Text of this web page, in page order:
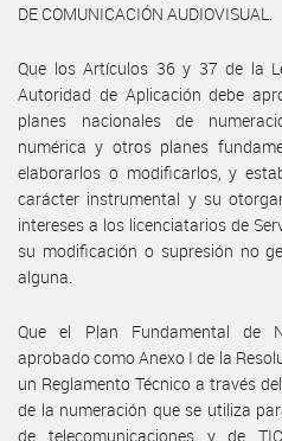
DE COMUNICACIÓN AUDIOVISUAL.
Que los Artículos 36 y 37 de la
Autoridad de Aplicación debe
planes nacionales de
numérica y otros planes
elaborarlos o modificarlos, y
carácter instrumental y su
intereses a los licenciatarios de
su modificación o supresión no
alguna.
Que el Plan Fundamental de
aprobado como Anexo I de la
un Reglamento Técnico a través
de la numeración que se utiliza
de telecomunicaciones y de